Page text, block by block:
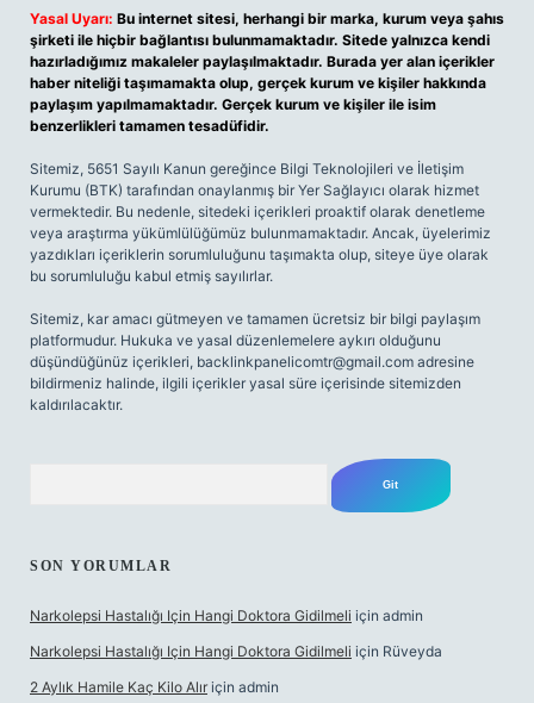
Yasal Uyarı: Bu internet sitesi, herhangi bir marka, kurum veya şahıs
şirketi ile hiçbir bağlantısı bulunmamaktadır. Sitede yalnızca kendi
hazırladığımız makaleler paylaşılmaktadır. Burada yer alan içerikler
haber niteliği taşımamakta olup, gerçek kurum ve kişiler hakkında
paylaşım yapılmamaktadır. Gerçek kurum ve kişiler ile isim
benzerlikleri tamamen tesadüfidir.
Sitemiz, 5651 Sayılı Kanun gereğince Bilgi Teknolojileri ve İletişim
Kurumu (BTK) tarafından onaylanmış bir Yer Sağlayıcı olarak hizmet
vermektedir. Bu nedenle, sitedeki içerikleri proaktif olarak denetleme
veya araştırma yükümlülüğümüz bulunmamaktadır. Ancak, üyelerimiz
yazdıkları içeriklerin sorumluluğunu taşımakta olup, siteye üye olarak
bu sorumluluğu kabul etmiş sayılırlar.
Sitemiz, kar amacı gütmeyen ve tamamen ücretsiz bir bilgi paylaşım
platformudur. Hukuka ve yasal düzenlemelere aykırı olduğunu
düşündüğünüz içerikleri, backlinkpanelicomtr@gmail.com adresine
bildirmeniz halinde, ilgili içerikler yasal süre içerisinde sitemizden
kaldırılacaktır.
SON YORUMLAR
Narkolepsi Hastalığı Için Hangi Doktora Gidilmeli için admin
Narkolepsi Hastalığı Için Hangi Doktora Gidilmeli için Rüveyda
2 Aylık Hamile Kaç Kilo Alır için admin